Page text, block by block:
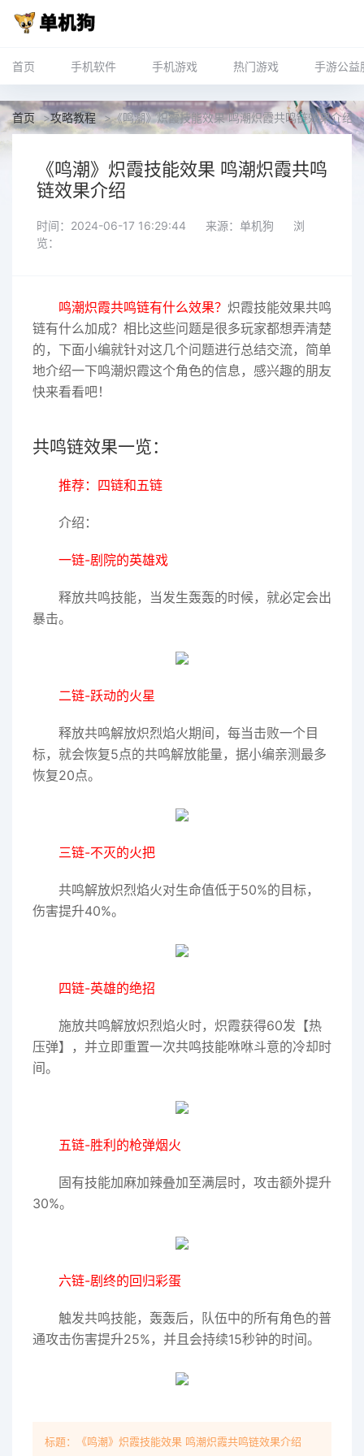
首页 手机软件 手机游戏 热门游戏 手游公益
首页 >攻略教程 >《鸣潮》炽霞技能效果 鸣潮炽霞共鸣链效果介绍
《鸣潮》炽霞技能效果 鸣潮炽霞共鸣
链效果介绍
时间：2024-06-17 16:29:44 来源：单机狗
浏
览：
鸣潮炽霞共鸣链有什么效果？ 炽霞技能效果共鸣
链有什么加成？相比这些问题是很多玩家都想弄清楚
的，下面小编就针对这几个问题进行总结交流，简单
地介绍一下鸣潮炽霞这个角色的信息，感兴趣的朋友
快来看看吧！
共鸣链效果一览：
推荐：四链和五链
介绍：
一链-剧院的英雄戏
释放共鸣技能，当发生轰轰的时候，就必定会出
暴击。
二链-跃动的火星
释放共鸣解放炽烈焰火期间，每当击败一个目
标，就会恢复5点的共鸣解放能量，据小编亲测最多
恢复20点。
三链-不灭的火把
共鸣解放炽烈焰火对生命值低于50%的目标，
伤害提升40%。
四链-英雄的绝招
施放共鸣解放炽烈焰火时，炽霞获得60发【热
压弹】，并立即重置一次共鸣技能咻咻斗意的冷却时
间。
五链-胜利的枪弹烟火
固有技能加麻加辣叠加至满层时，攻击额外提升
30%。
六链-剧终的回归彩蛋
触发共鸣技能，轰轰后，队伍中的所有角色的普
通攻击伤害提升25%，并且会持续15秒钟的时间。
标题：《鸣潮》炽霞技能效果 鸣潮炽霞共鸣链效果介绍